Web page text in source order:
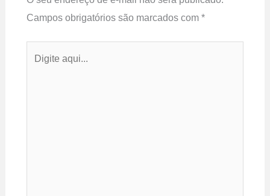
Campos obrigatórios são marcados com *